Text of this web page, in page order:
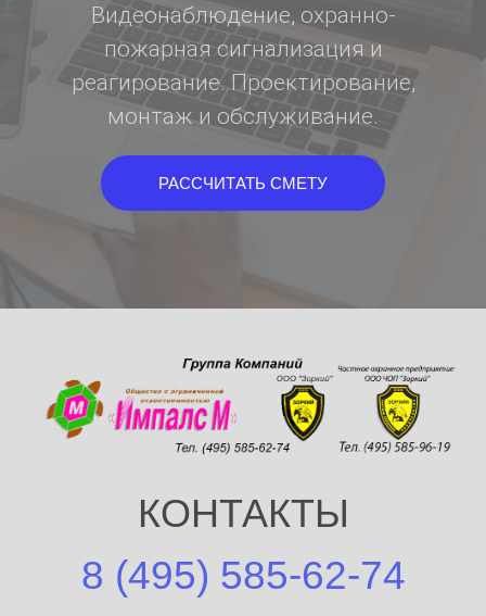
Видеонаблюдение, охранно-
пожарная сигнализация и
реагирование. Проектирование,
монтаж и обслуживание.
РАССЧИТАТЬ СМЕТУ
КОНТАКТЫ
8 (495) 585-62-74